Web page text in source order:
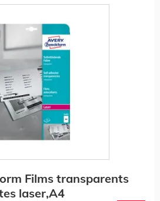
Films transparents
laser,A4